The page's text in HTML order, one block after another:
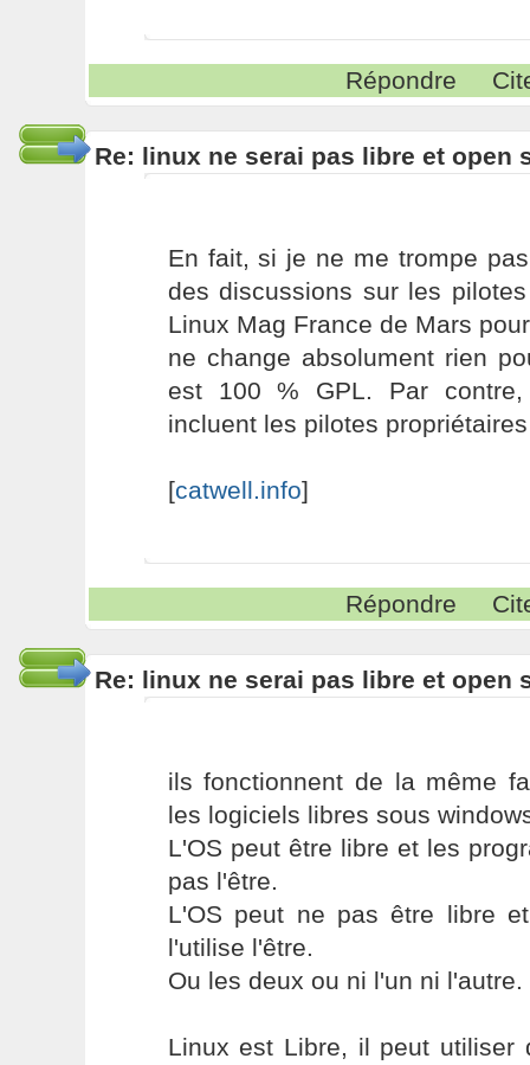
Répondre
Re: linux ne serai pas libre et open
En fait, si je ne me trompe
des discussions sur les
Linux Mag France de Mars
ne change absolument rien
est 100 % GPL. Par
incluent les pilotes
[catwell.info]
Répondre
Re: linux ne serai pas libre et open
ils fonctionnent de la même
les logiciels libres sous
L'OS peut être libre et les
pas l'être.
L'OS peut ne pas être libre
l'utilise l'être.
Ou les deux ou ni l'un ni l'autre.
Linux est Libre, il peut utiliser